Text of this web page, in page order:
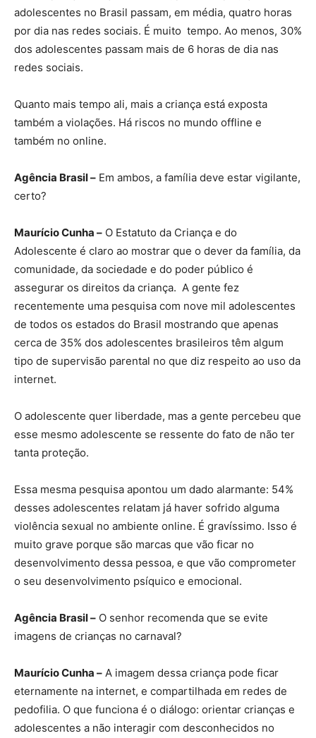
adolescentes no Brasil passam, em média, quatro horas
por dia nas redes sociais. É muito tempo. Ao menos, 30%
dos adolescentes passam mais de 6 horas de dia nas
redes sociais.
Quanto mais tempo ali, mais a criança está exposta
também a violações. Há riscos no mundo offline e
também no online.
Agência Brasil – Em ambos, a família deve estar vigilante,
certo?
Maurício Cunha – O Estatuto da Criança e do
Adolescente é claro ao mostrar que o dever da família, da
comunidade, da sociedade e do poder público é
assegurar os direitos da criança. A gente fez
recentemente uma pesquisa com nove mil adolescentes
de todos os estados do Brasil mostrando que apenas
cerca de 35% dos adolescentes brasileiros têm algum
tipo de supervisão parental no que diz respeito ao uso da
internet.
O adolescente quer liberdade, mas a gente percebeu que
esse mesmo adolescente se ressente do fato de não ter
tanta proteção.
Essa mesma pesquisa apontou um dado alarmante: 54%
desses adolescentes relatam já haver sofrido alguma
violência sexual no ambiente online. É gravíssimo. Isso é
muito grave porque são marcas que vão ficar no
desenvolvimento dessa pessoa, e que vão comprometer
o seu desenvolvimento psíquico e emocional.
Agência Brasil – O senhor recomenda que se evite
imagens de crianças no carnaval?
Maurício Cunha – A imagem dessa criança pode ficar
eternamente na internet, e compartilhada em redes de
pedofilia. O que funciona é o diálogo: orientar crianças e
adolescentes a não interagir com desconhecidos no